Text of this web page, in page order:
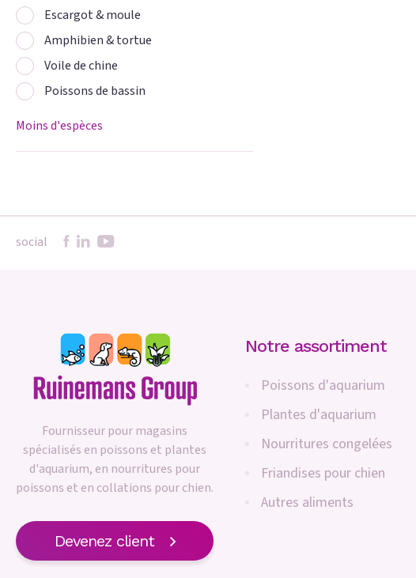
Escargot & moule
Amphibien & tortue
Voile de chine
Poissons de bassin
Moins d'espèces
social
Fournisseur pour magasins
spécialisés en poissons et plantes
d'aquarium, en nourritures pour
poissons et en collations pour chien.
Devenez client
Notre assortiment
Poissons d'aquarium
Plantes d'aquarium
Nourritures congelées
Friandises pour chien
Autres aliments